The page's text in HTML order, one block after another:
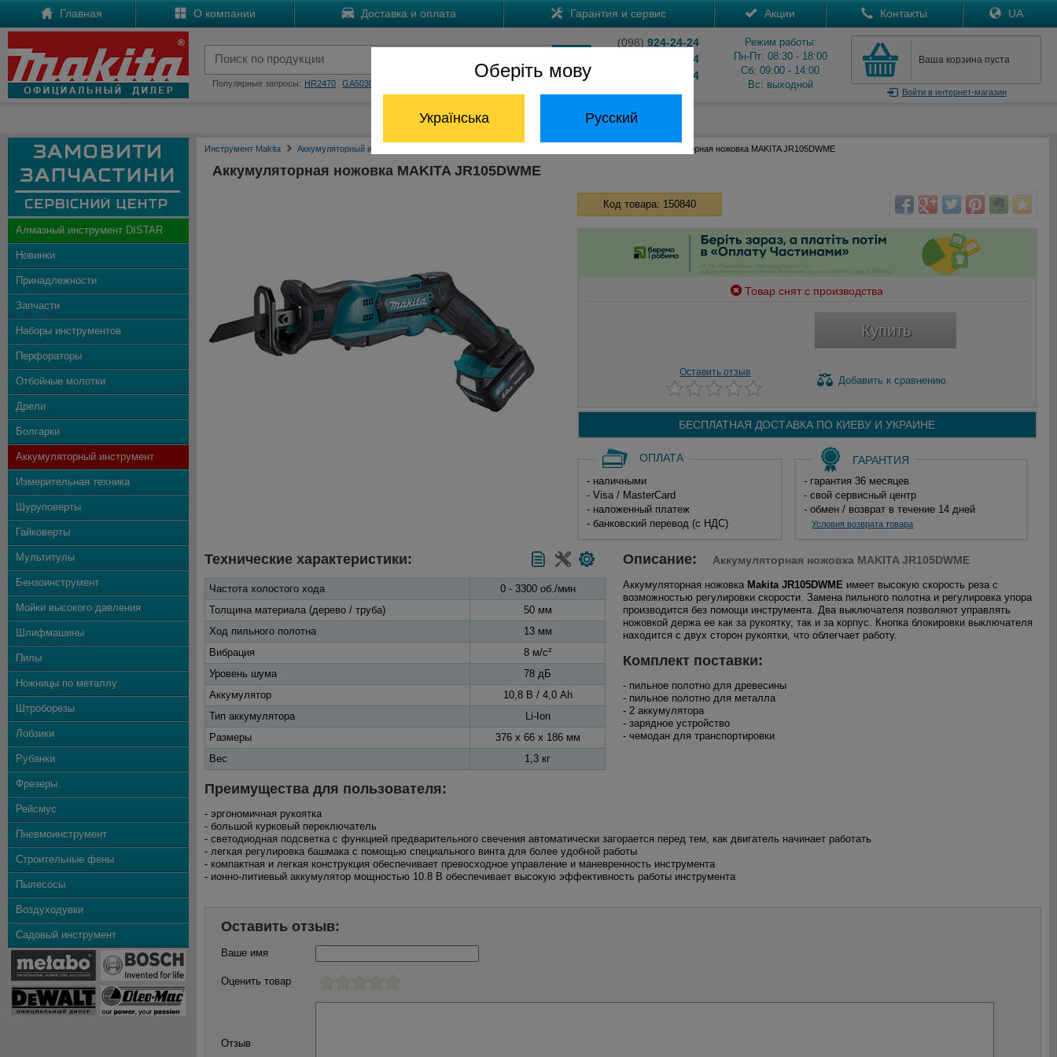
Оберіть мову
Українська Русский
Главная О компании Доставка и оплата Гарантия и сервис Акции Контакты UA
Популярные запросы: HR2470 GA5030
(098) 924-24-24
204-24-24
824-24-24
Режим работы:
Пн-Пт: 08:30 - 18:00
Сб: 09:00 - 14:00
Вс: выходной
Ваша корзина пуста
Войтив интернет-магазин
Отдел запчастей: (068) 824-24-24
Алмазный инструмент DISTAR
Новинки
Принадлежности
Запчасти
Наборы инструментов
Перфораторы
Отбойные молотки
Дрели
Болгарки
Аккумуляторный инструмент
Измерительная техника
Шуруповерты
Гайковерты
Мультитулы
Бензоинструмент
Мойки высокого давления
Шлифмашины
Пилы
Ножницы по металлу
Штроборезы
Лобзики
Рубанки
Фрезеры
Рейсмус
Пневмоинструмент
Строительные фены
Пылесосы
Воздуходувки
Садовый инструмент
Инструмент Makita Аккумуляторный инструмент Макита Аккумуляторная ножовка MAKITA JR105DWME
Аккумуляторная ножовка MAKITA JR105DWME
Код товара: 150840
Товар снят с производства
Купить
Оставить отзыв
Добавить к сравнению
БЕСПЛАТНАЯ ДОСТАВКА ПО КИЕВУ И УКРАИНЕ
ОПЛАТА
- наличными
- Visa / MasterCard
- наложенный платеж
- банковский перевод (с НДС)
ГАРАНТИЯ
- гарантия 36 месяцев
- свой сервисный центр
- обмен / возврат в течение 14 дней
Условия возврата товара
Технические характеристики:
Частота холостого хода
0 - 3300 об./мин
Толщина материала (дерево / труба)
50 мм
Ход пильного полотна
13 мм
Вибрация
8 м/с²
Уровень шума
78 дБ
Аккумулятор
10,8 В / 4,0 Ah
Тип аккумулятора
Li-Ion
Размеры
376 x 66 x 186 мм
Вес
1,3 кг
Описание: Аккумуляторная ножовка MAKITA JR105DWME
Аккумуляторная ножовка Makita JR105DWME имеет высокую скорость реза с
возможностью регулировки скорости. Замена пильного полотна и регулировка упора
производится без помощи инструмента. Два выключателя позволяют управлять
ножовкой держа ее как за рукоятку, так и за корпус. Кнопка блокировки выключателя
находится с двух сторон рукоятки, что облегчает работу.
Комплект поставки:
- пильное полотно для древесины
- пильное полотно для металла
- 2 аккумулятора
- зарядное устройство
- чемодан для транспортировки
Преимущества для пользователя:
- эргономичная рукоятка
- большой курковый переключатель
- светодиодная подсветка с функцией предварительного свечения автоматически загорается перед тем, как двигатель начинает работать
- легкая регулировка башмака с помощью специального винта для более удобной работы
- компактная и легкая конструкция обеспечивает превосходное управление и маневренность инструмента
- ионно-литиевый аккумулятор мощностью 10.8 В обеспечивает высокую эффективность работы инструмента
Оставить отзыв:
Ваше имя
Оценить товар
Отзыв